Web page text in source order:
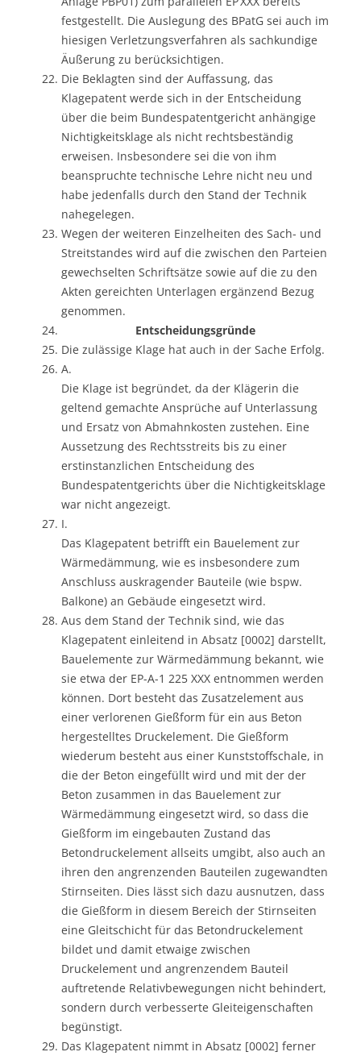
festgestellt. Die Auslegung des BPatG sei auch im
hiesigen Verletzungsverfahren als sachkundige
Äußerung zu berücksichtigen.
Die Beklagten sind der Auffassung, das
Klagepatent werde sich in der Entscheidung
über die beim Bundespatentgericht anhängige
Nichtigkeitsklage als nicht rechtsbeständig
erweisen. Insbesondere sei die von ihm
beanspruchte technische Lehre nicht neu und
habe jedenfalls durch den Stand der Technik
nahegelegen.
Wegen der weiteren Einzelheiten des Sach- und
Streitstandes wird auf die zwischen den Parteien
gewechselten Schriftsätze sowie auf die zu den
Akten gereichten Unterlagen ergänzend Bezug
genommen.
Entscheidungsgründe
Die zulässige Klage hat auch in der Sache Erfolg.
A.
Die Klage ist begründet, da der Klägerin die
geltend gemachte Ansprüche auf Unterlassung
und Ersatz von Abmahnkosten zustehen. Eine
Aussetzung des Rechtsstreits bis zu einer
erstinstanzlichen Entscheidung des
Bundespatentgerichts über die Nichtigkeitsklage
war nicht angezeigt.
I.
Das Klagepatent betrifft ein Bauelement zur
Wärmedämmung, wie es insbesondere zum
Anschluss auskragender Bauteile (wie bspw.
Balkone) an Gebäude eingesetzt wird.
Aus dem Stand der Technik sind, wie das
Klagepatent einleitend in Absatz [0002] darstellt,
Bauelemente zur Wärmedämmung bekannt, wie
sie etwa der EP-A-1 225 XXX entnommen werden
können. Dort besteht das Zusatzelement aus
einer verlorenen Gießform für ein aus Beton
hergestelltes Druckelement. Die Gießform
wiederum besteht aus einer Kunststoffschale, in
die der Beton eingefüllt wird und mit der der
Beton zusammen in das Bauelement zur
Wärmedämmung eingesetzt wird, so dass die
Gießform im eingebauten Zustand das
Betondruckelement allseits umgibt, also auch an
ihren den angrenzenden Bauteilen zugewandten
Stirnseiten. Dies lässt sich dazu ausnutzen, dass
die Gießform in diesem Bereich der Stirnseiten
eine Gleitschicht für das Betondruckelement
bildet und damit etwaige zwischen
Druckelement und angrenzendem Bauteil
auftretende Relativbewegungen nicht behindert,
sondern durch verbesserte Gleiteigenschaften
begünstigt.
Das Klagepatent nimmt in Absatz [0002] ferner